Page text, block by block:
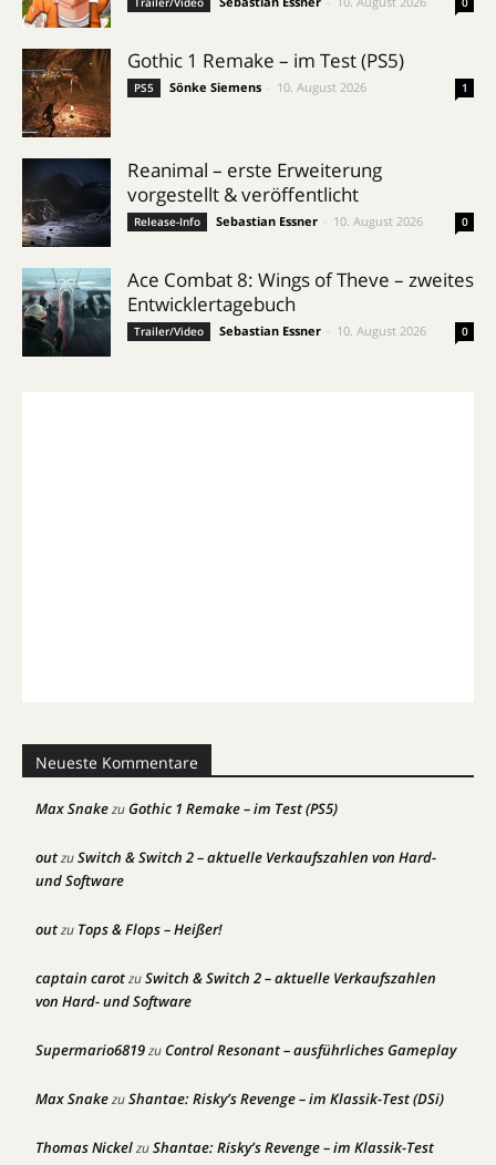
Gothic 1 Remake – im Test (PS5)
PS5 Sönke Siemens 10. August 2026 1
Reanimal – erste Erweiterung
vorgestellt & veröffentlicht
Release-Info Sebastian Essner 10. August 2026 0
Ace Combat 8: Wings of Theve – zweites
Entwicklertagebuch
Trailer/Video Sebastian Essner 10. August 2026 0
Neueste Kommentare
Max SnakezuGothic 1 Remake – im Test (PS5)
outzuSwitch & Switch 2 – aktuelle Verkaufszahlen von Hard-
und Software
outzu Tops & Flops – Heißer!
captain carotzuSwitch & Switch 2 – aktuelle Verkaufszahlen
von Hard- und Software
Supermario6819zuControl Resonant – ausführliches Gameplay
Max SnakezuShantae: Risky’s Revenge – im Klassik-Test (DSi)
Thomas NickelzuShantae: Risky’s Revenge – im Klassik-Test